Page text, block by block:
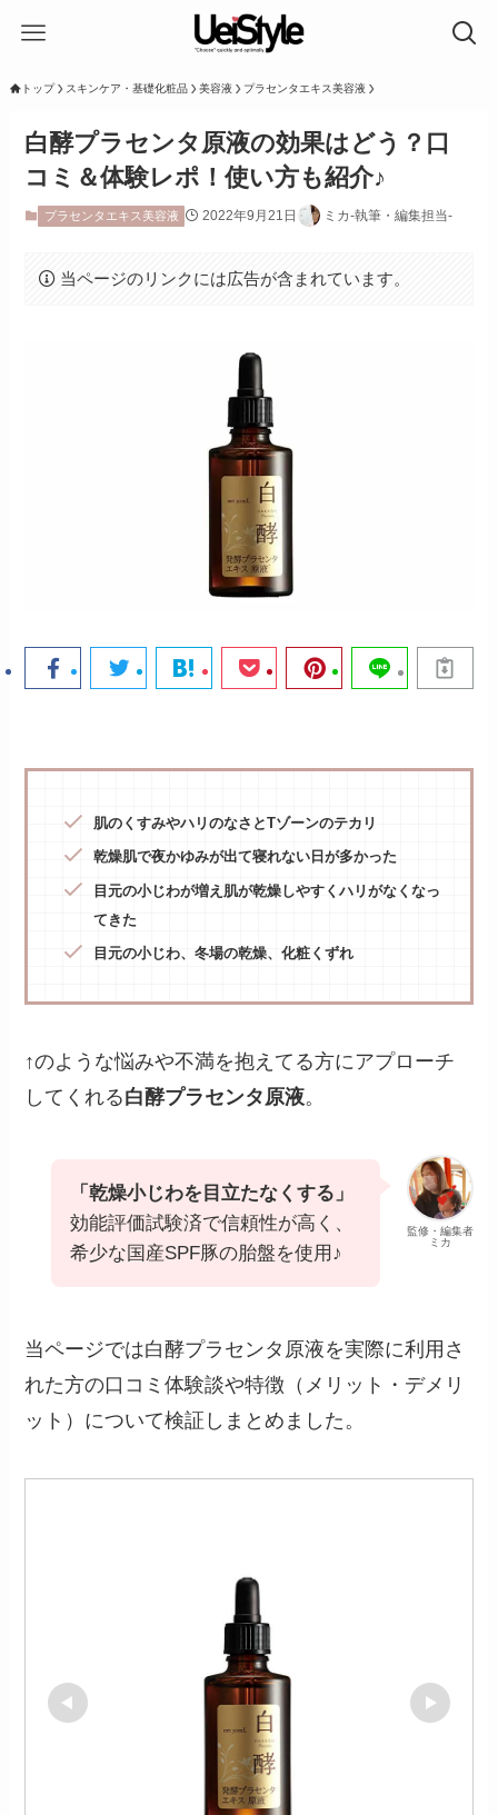
トップ スキンケア・基礎化粧品 美容液 プラセンタエキス美容液
白酵プラセンタ原液の効果はどう？口
コミ＆体験レポ！使い方も紹介♪
プラセンタエキス美容液 2022年9月21日 ミカ-執筆・編集担当-
当ページのリンクには広告が含まれています。
肌のくすみやハリのなさとTゾーンのテカリ
乾燥肌で夜かゆみが出て寝れない日が多かった
目元の小じわが増え肌が乾燥しやすくハリがなくなっ
てきた
目元の小じわ、冬場の乾燥、化粧くずれ
↑のような悩みや不満を抱えてる方にアプローチ
してくれる白酵プラセンタ原液。
監修・編集者
ミカ
「乾燥小じわを目立たなくする」
効能評価試験済で信頼性が高く、
希少な国産SPF豚の胎盤を使用♪
当ページでは白酵プラセンタ原液を実際に利用さ
れた方の口コミ体験談や特徴（メリット・デメリ
ット）について検証しまとめました。